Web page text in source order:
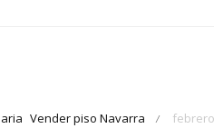
Vender piso Navarra /